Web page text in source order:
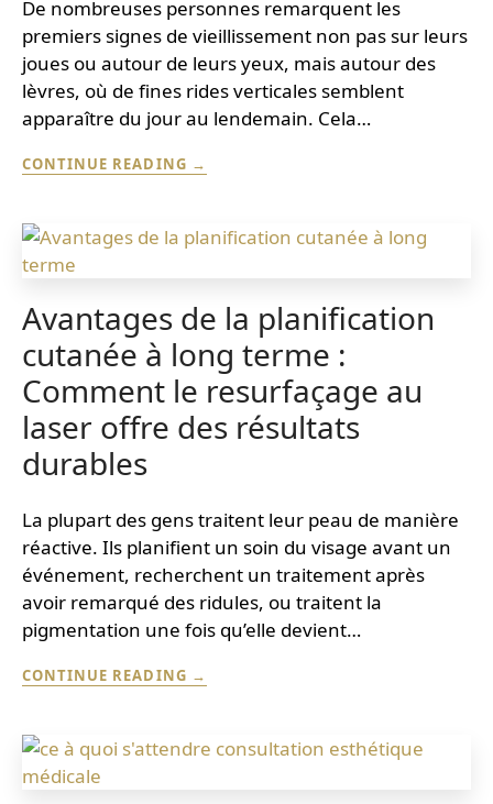
De nombreuses personnes remarquent les
premiers signes de vieillissement non pas sur leurs
joues ou autour de leurs yeux, mais autour des
lèvres, où de fines rides verticales semblent
apparaître du jour au lendemain. Cela…
CONTINUE READING
DES
FUMEUR
TRAITEMENTS
MÉDICAUX
Avantages de la planification
cutanée à long terme :
Comment le resurfaçage au
laser offre des résultats
durables
La plupart des gens traitent leur peau de manière
réactive. Ils planifient un soin du visage avant un
événement, recherchent un traitement après
avoir remarqué des ridules, ou traitent la
pigmentation une fois qu’elle devient…
CONTINUE READING
DE
CUTANÉE